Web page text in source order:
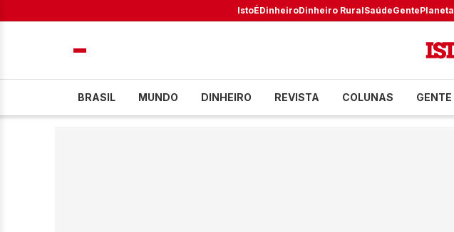
IstoÉDinheiroDinheiro RuralSaúdeGentePlaneta
BRASIL MUNDO DINHEIRO REVISTA COLUNAS GENTE